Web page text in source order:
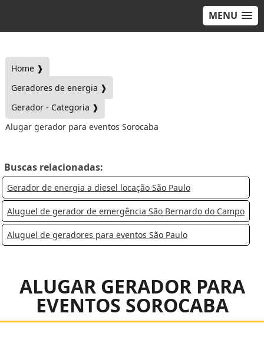
MENU
Home ❱
Geradores de energia ❱
Gerador - Categoria ❱
Alugar gerador para eventos Sorocaba
Buscas relacionadas:
Gerador de energia a diesel locação São Paulo
Aluguel de gerador de emergência São Bernardo do Campo
Aluguel de geradores para eventos São Paulo
ALUGAR GERADOR PARA
EVENTOS SOROCABA